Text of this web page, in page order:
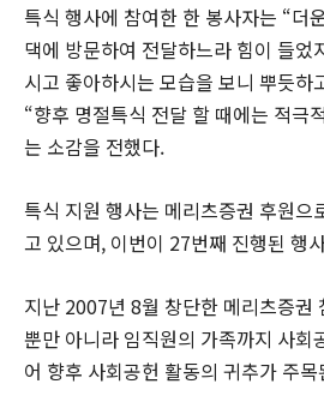
특식 행사에 참여한 한 봉사자는 “더
댁에 방문하여 전달하느라 힘이 들었
시고 좋아하시는 모습을 보니 뿌듯하
“향후 명절특식 전달 할 때에는 적극
는 소감을 전했다.
특식 지원 행사는 메리츠증권 후원으
고 있으며, 이번이 27번째 진행된 행
지난 2007년 8월 창단한 메리츠증권
뿐만 아니라 임직원의 가족까지 사회
어 향후 사회공헌 활동의 귀추가 주목